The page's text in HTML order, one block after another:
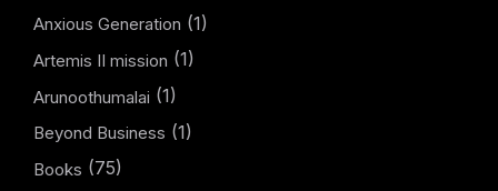
Anxious Generation (1)
Artemis II mission (1)
Arunoothumalai (1)
Beyond Business (1)
Books (75)